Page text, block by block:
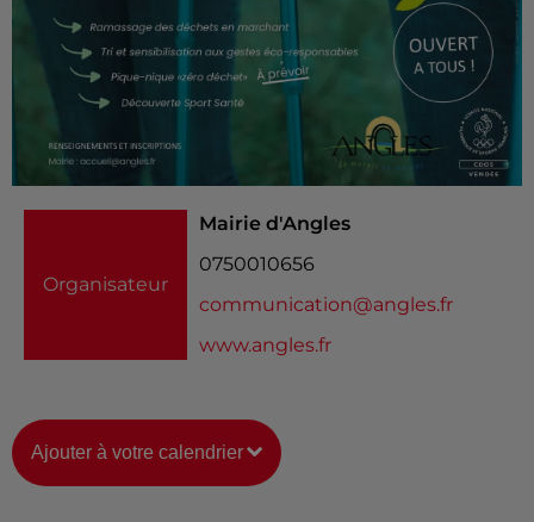
Organisateur
Mairie d'Angles
0750010656
communication@angles.fr
www.angles.fr
Ajouter à votre calendrier